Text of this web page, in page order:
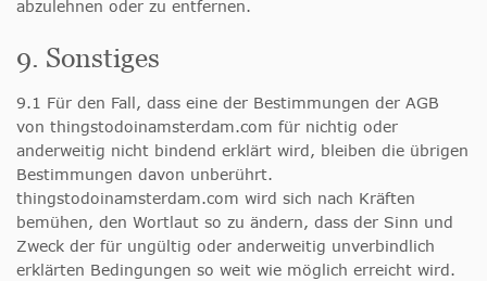
abzulehnen oder zu entfernen.
9. Sonstiges
9.1 Für den Fall, dass eine der Bestimmungen der AGB
von thingstodoinamsterdam.com für nichtig oder
anderweitig nicht bindend erklärt wird, bleiben die übrigen
Bestimmungen davon unberührt.
thingstodoinamsterdam.com wird sich nach Kräften
bemühen, den Wortlaut so zu ändern, dass der Sinn und
Zweck der für ungültig oder anderweitig unverbindlich
erklärten Bedingungen so weit wie möglich erreicht wird.